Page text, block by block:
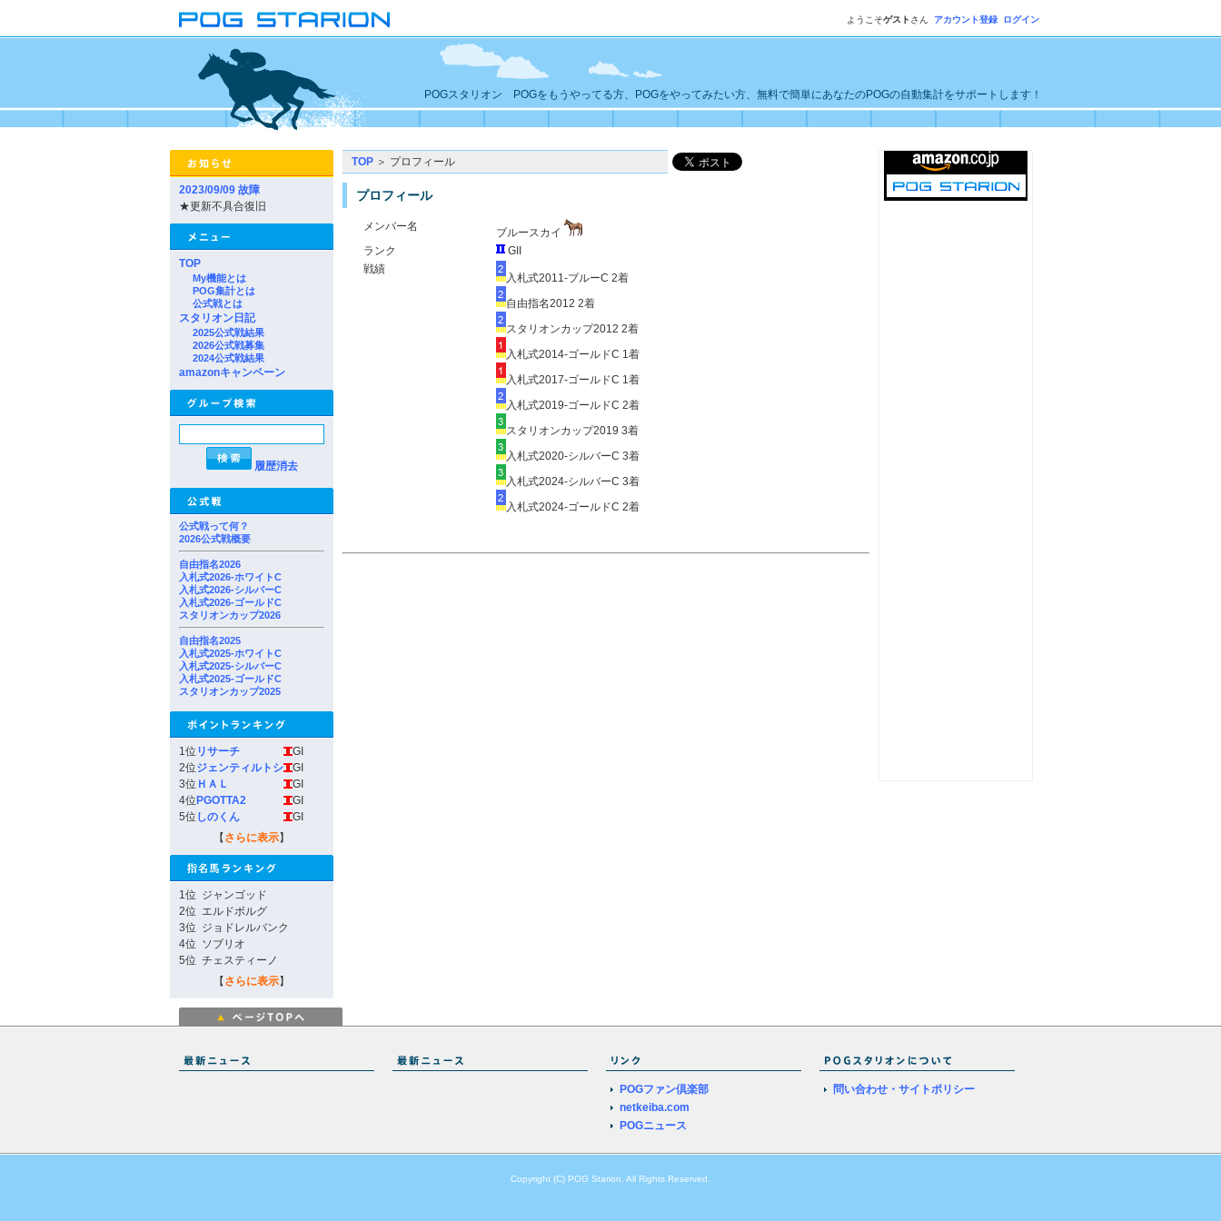
ようこそゲスト さん アカウント登録 ログイン
POGスタリオン POGをもうやってる方、POGをやってみたい方、無料で簡単にあなたのPOGの自動集計をサポートします！
2023/09/09 故障
★更新不具合復旧
TOP
My機能とは
POG集計とは
公式戦とは
スタリオン日記
2025公式戦結果
2026公式戦募集
2024公式戦結果
amazonキャンペーン
履歴消去
公式戦って何？
2026公式戦概要
自由指名2026
入札式2026-ホワイトC
入札式2026-シルバーC
入札式2026-ゴールドC
スタリオンカップ2026
自由指名2025
入札式2025-ホワイトC
入札式2025-シルバーC
入札式2025-ゴールドC
スタリオンカップ2025
1位 リサーチ
GI
2位ジェンティルトシ
GI
3位 ＨＡＬ
GI
4位 PGOTTA2
GI
5位 しのくん
GI
【 さらに表示】
1位 ジャンゴッド
2位 エルドボルグ
3位 ジョドレルバンク
4位 ソブリオ
5位 チェスティーノ
【 さらに表示】
TOP ＞ プロフィール
プロフィール
メンバー名
ブルースカイ
ランク
GII
戦績
入札式2011-ブルーC 2着
自由指名2012 2着
スタリオンカップ2012 2着
入札式2014-ゴールドC 1着
入札式2017-ゴールドC 1着
入札式2019-ゴールドC 2着
スタリオンカップ2019 3着
入札式2020-シルバーC 3着
入札式2024-シルバーC 3着
入札式2024-ゴールドC 2着
POGファン倶楽部
netkeiba.com
POGニュース
問い合わせ・サイトポリシー
Copyright (C) POG Starion. All Rights Reserved.